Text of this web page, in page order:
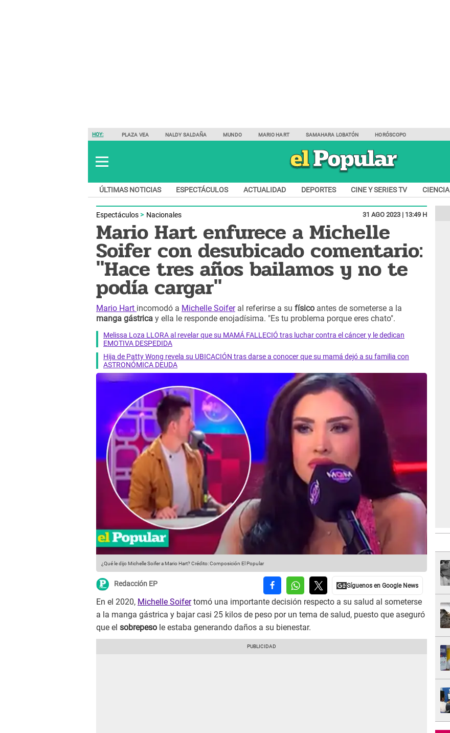
HOY: PLAZA VEA NALDY SALDAÑA MUNDO MARIO HART SAMAHARA LOBATÓN HORÓSCOPO
ÚLTIMAS NOTICIAS ESPECTÁCULOS ACTUALIDAD DEPORTES CINE Y SERIES TV CIENCIA
Espectáculos Nacionales 31 AGO 2023 | 13:49 H
Mario Hart enfurece a Michelle
Soifer con desubicado comentario:
"Hace tres años bailamos y no te
podía cargar"
Mario Hart incomodó a Michelle Soiferal referirse a su físico antes de someterse a la
manga gástrica y ella le responde enojadísima. "Es tu problema porque eres chato".
Melissa Loza LLORA al revelar que su MAMÁ FALLECIÓ tras luchar contra el cáncer y le dedican
EMOTIVA DESPEDIDA
Hija de Patty Wong revela su UBICACIÓN tras darse a conocer que su mamá dejó a su familia con
ASTRONÓMICA DEUDA
¿Qué le dijo Michelle Soifer a Mario Hart?Crédito: Composición El Popular
Redacción EP
En el 2020, Michelle Soifertomó una importante decisión respecto a su salud al someterse
a la manga gástrica y bajar casi 25 kilos de peso por un tema de salud, puesto que aseguró
que el sobrepeso le estaba generando daños a su bienestar.